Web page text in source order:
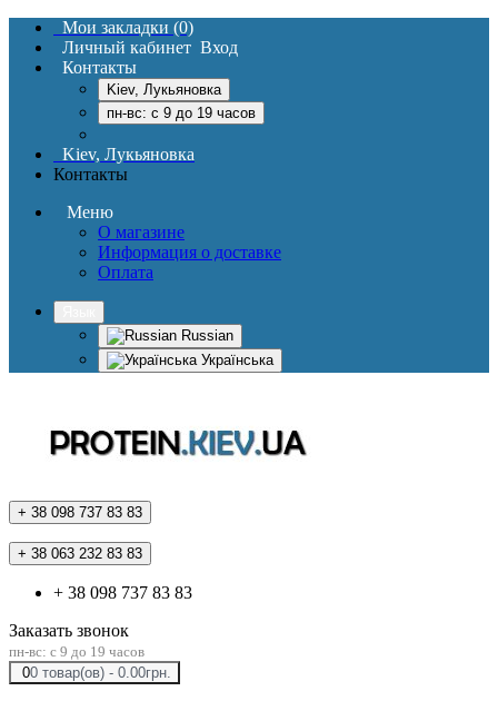
Мои закладки (0)
Личный кабинет Вход
Контакты
Kiev, Лукьяновка
пн-вс: c 9 до 19 часов
Kiev, Лукьяновка
Контакты
Меню
О магазине
Информация о доставке
Оплата
Russian
Українська
+ 38 098 737 83 83
+ 38 063 232 83 83
+ 38 098 737 83 83
Заказать звонок
пн-вс: c 9 до 19 часов
00 товар(ов) - 0.00грн.